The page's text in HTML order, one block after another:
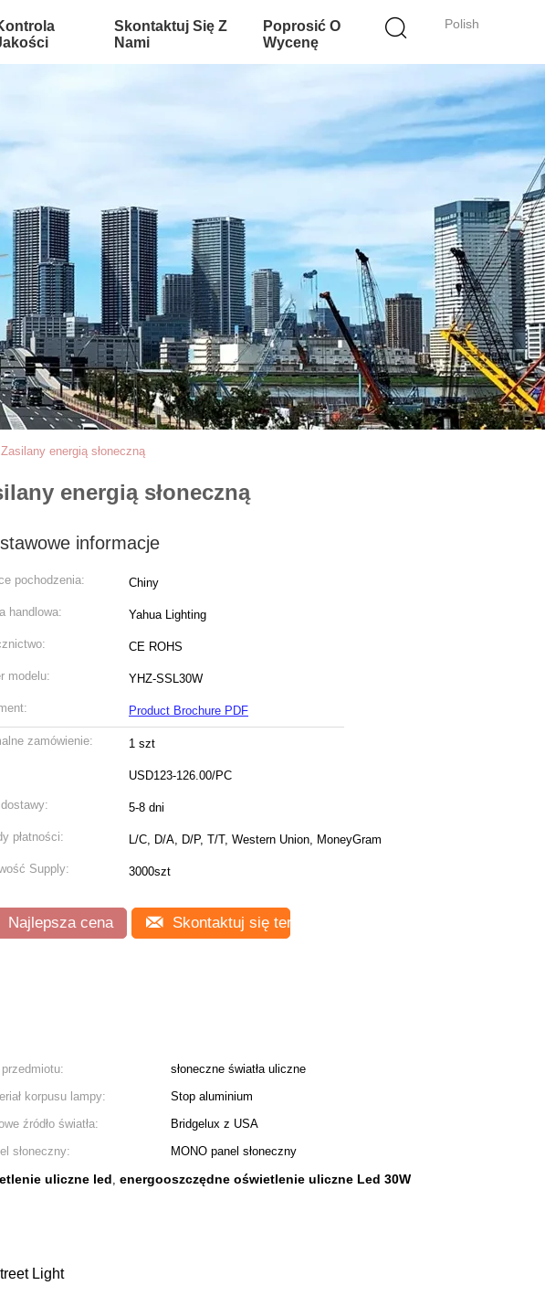
Polish
Skontaktuj Się Z
Nami
Poprosić O
Wycenę
energią słoneczną
energią słoneczną
informacje
pochodzenia: Chiny
handlowa: Yahua Lighting
CE ROHS
modelu: YHZ-SSL30W
Product Brochure PDF
zamówienie: 1 szt
USD123-126.00/PC
5-8 dni
płatności: L/C, D/A, D/P, T/T, Western Union, MoneyGram
Supply: 3000szt
Najlepsza cena Skontaktuj się teraz
słoneczne światła uliczne
korpusu lampy:
Stop aluminium
źródło światła:
Bridgelux z USA
słoneczny:
MONO panel słoneczny
uliczne led, energooszczędne oświetlenie uliczne Led 30W
Light